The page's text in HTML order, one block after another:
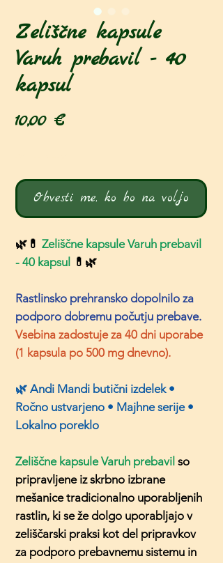
Zeliščne kapsule
Varuh prebavil - 40
kapsul
10,00 €Price
Obvesti me, ko bo na voljo
🌿💊 Zeliščne kapsule Varuh prebavil
- 40 kapsul
💊🌿
Rastlinsko prehransko dopolnilo za
podporo dobremu počutju prebave.
Vsebina zadostuje za 40 dni uporabe
(1 kapsula po 500 mg dnevno).
🌿 Andi Mandi butični izdelek •
Ročno ustvarjeno • Majhne serije •
Lokalno poreklo
Zeliščne kapsule Varuh prebavil so
pripravljene iz skrbno izbrane
mešanice tradicionalno uporabljenih
rastlin, ki se že dolgo uporabljajo v
zeliščarski praksi kot del pripravkov
za podporo prebavnemu sistemu in